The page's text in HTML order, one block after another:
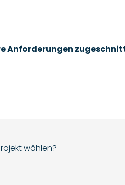
Anforderungen
wählen?